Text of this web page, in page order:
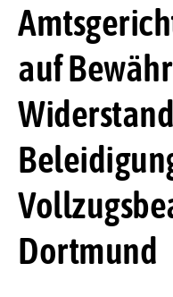
auf
Dortmund